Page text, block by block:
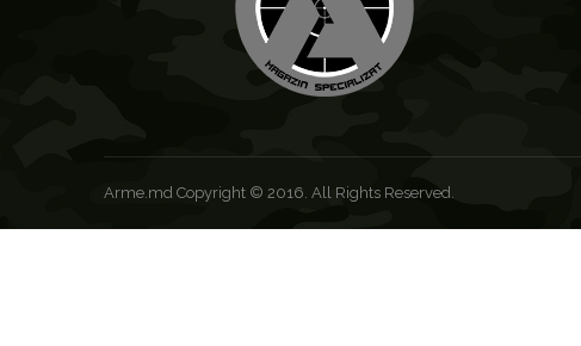
Arme.md Copyright © 2016. All Rights Reserved.